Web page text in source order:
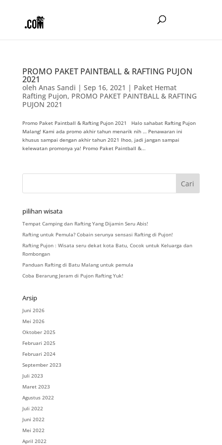
PROMO PAKET PAINTBALL & RAFTING PUJON
2021
oleh Anas Sandi | Sep 16, 2021 | Paket Hemat
Rafting Pujon, PROMO PAKET PAINTBALL & RAFTING
PUJON 2021
Promo Paket Paintball & Rafting Pujon 2021 Halo sahabat Rafting Pujon
Malang! Kami ada promo akhir tahun menarik nih … Penawaran ini
khusus sampai dengan akhir tahun 2021 lhoo, jadi jangan sampai
kelewatan promonya ya! Promo Paket Paintball &...
pilihan wisata
Tempat Camping dan Rafting Yang Dijamin Seru Abis!
Rafting untuk Pemula? Cobain serunya sensasi Rafting di Pujon!
Rafting Pujon : Wisata seru dekat kota Batu, Cocok untuk Keluarga dan
Rombongan
Panduan Rafting di Batu Malang untuk pemula
Coba Berarung Jeram di Pujon Rafting Yuk!
Arsip
Juni 2026
Mei 2026
Oktober 2025
Februari 2025
Februari 2024
September 2023
Juli 2023
Maret 2023
Agustus 2022
Juli 2022
Juni 2022
Mei 2022
April 2022